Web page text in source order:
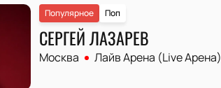
Поп
Популярное
СЕРГЕЙ ЛАЗАРЕВ
Москва Лайв Арена (Live Арена)